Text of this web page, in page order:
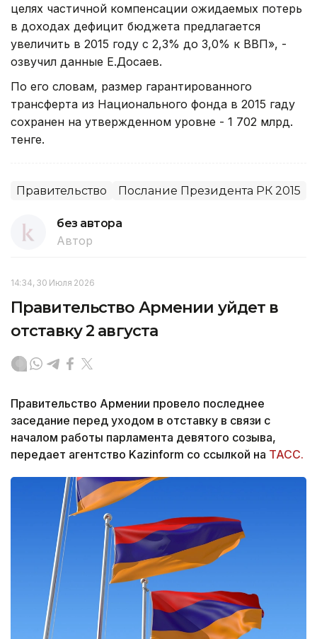
целях частичной компенсации ожидаемых потерь
в доходах дефицит бюджета предлагается
увеличить в 2015 году с 2,3% до 3,0% к ВВП», -
озвучил данные Е.Досаев.
По его словам, размер гарантированного
трансферта из Национального фонда в 2015 гаду
сохранен на утвержденном уровне - 1 702 млрд.
тенге.
Правительство Послание Президента РК 2015
без автора
Автор
14:34, 30 Июля 2026
Правительство Армении уйдет в
отставку 2 августа
Правительство Армении провело последнее
заседание перед уходом в отставку в связи с
началом работы парламента девятого созыва,
передает агентство Kazinform со ссылкой на ТАСС.